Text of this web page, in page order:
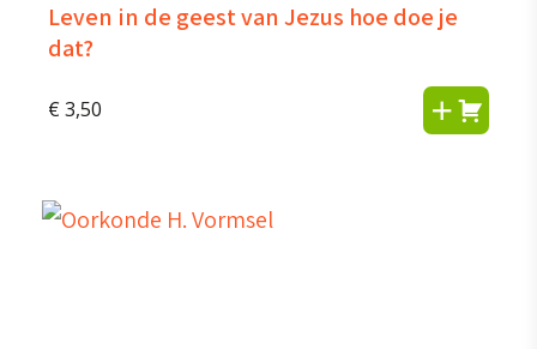
Leven in de geest van Jezus hoe doe je
dat?
€ 3,50